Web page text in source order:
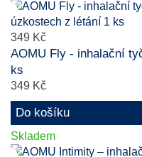
349 Kč
AOMU Fly - inhalační
ks
349 Kč
Do košíku
Skladem